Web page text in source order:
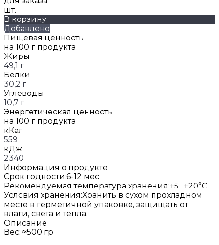
шт.
В корзину
Добавлено
Пищевая ценность
на 100 г продукта
Жиры
49,1 г
Белки
30,2 г
Углеводы
10,7 г
Энергетическая ценность
на 100 г продукта
кКал
559
кДж
2340
Информация о продукте
Срок годности:6-12 мес
Рекомендуемая температура хранения:+5…+20°C
Условия хранения:Хранить в сухом прохладном
месте в герметичной упаковке, защищать от
влаги, света и тепла.
Описание
Вес: ≈500 гр